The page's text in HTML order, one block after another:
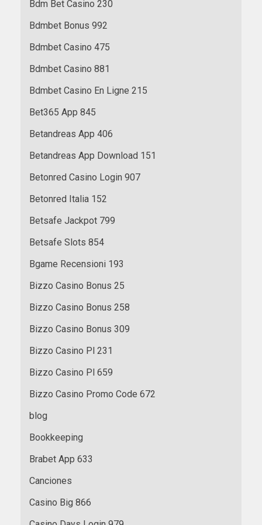
Bdm Bet Casino 230
Bdmbet Bonus 992
Bdmbet Casino 475
Bdmbet Casino 881
Bdmbet Casino En Ligne 215
Bet365 App 845
Betandreas App 406
Betandreas App Download 151
Betonred Casino Login 907
Betonred Italia 152
Betsafe Jackpot 799
Betsafe Slots 854
Bgame Recensioni 193
Bizzo Casino Bonus 25
Bizzo Casino Bonus 258
Bizzo Casino Bonus 309
Bizzo Casino Pl 231
Bizzo Casino Pl 659
Bizzo Casino Promo Code 672
blog
Bookkeeping
Brabet App 633
Canciones
Casino Big 866